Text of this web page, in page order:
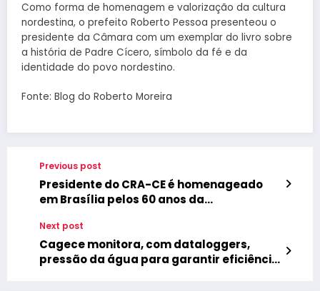
Como forma de homenagem e valorização da cultura
nordestina, o prefeito Roberto Pessoa presenteou o
presidente da Câmara com um exemplar do livro sobre
a história de Padre Cícero, símbolo da fé e da
identidade do povo nordestino.
Fonte: Blog do Roberto Moreira
Previous post
Presidente do CRA-CE é homenageado
em Brasília pelos 60 anos da
Next post
Cagece monitora, com dataloggers,
pressão da água para garantir eficiência